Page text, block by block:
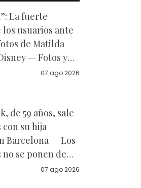
La fuerte
usuarios ante
de Matilda
— Fotos y
07 ago 2026
de 59 años, sale
con su hija
Barcelona — Los
se ponen de
a quién se07 ago 2026